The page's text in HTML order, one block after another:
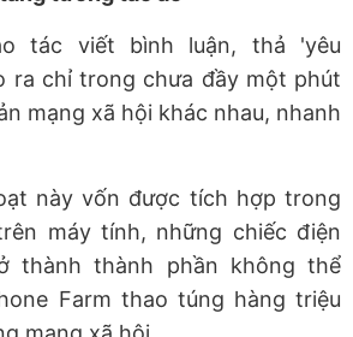
tác viết bình luận, thả 'yêu
ra chỉ trong chưa đầy một phút
mạng xã hội khác nhau, nhanh
này vốn được tích hợp trong
máy tính, những chiếc điện
thành thành phần không thể
Farm thao túng hàng triệu